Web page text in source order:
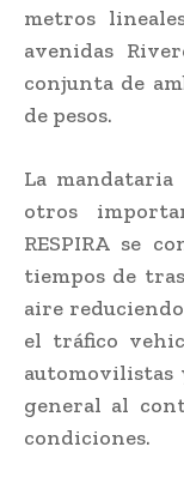
metros
avenidas
conjunta de
de pesos.
La
otros
RESPIRA se
tiempos de
aire
el tráfico
automovilistas
general al
condiciones.